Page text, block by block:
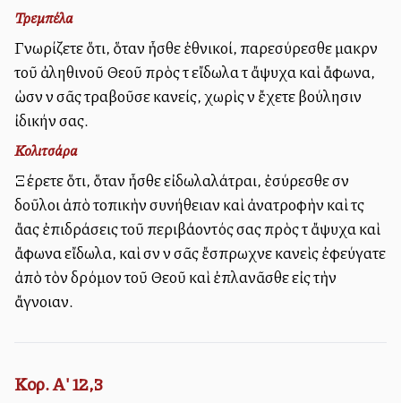
Τρεμπέλα
Γνωρίζετε ὅτι, ὅταν ἦσθε ἐθνικοί, παρεσύρεσθε μακρὰν
τοῦ ἀληθινοῦ Θεοῦ πρὸς τὰ εἴδωλα τὰ ἄψυχα καὶ ἄφωνα,
ὡσὰν νὰ σᾶς τραβοῦσε κανείς, χωρὶς νὰ ἔχετε βούλησιν
ἰδικήν σας.
Κολιτσάρα
Ξέρετε ὅτι, ὅταν ἦσθε εἰδωλαλάτραι, ἐσύρεσθε σὰν
δοῦλοι ἀπὸ τοπικὴν συνήθειαν καὶ ἀνατροφὴν καὶ τὰς
ἄλλας ἐπιδράσεις τοῦ περιβάλλοντός σας πρὸς τὰ ἄψυχα καὶ
ἄφωνα εἴδωλα, καὶ σὰν νὰ σᾶς ἔσπρωχνε κανεὶς ἐφεύγατε
ἀπὸ τὸν δρόμον τοῦ Θεοῦ καὶ ἐπλανᾶσθε εἰς τὴν
ἄγνοιαν.
Κορ. Α' 12,3